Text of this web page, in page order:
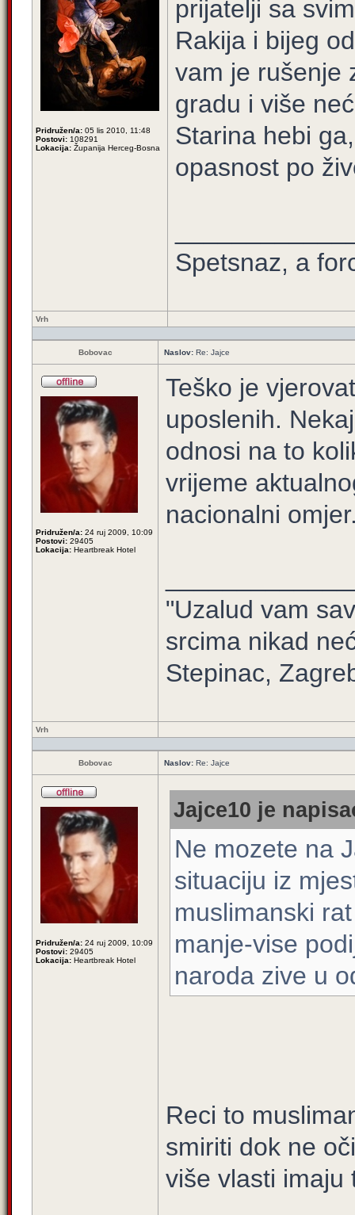
Pridružen/a: 05 lis 2010, 11:48
Postovi: 108291
Lokacija: Županija Herceg-Bosna
prijatelji sa
Rakija i bijeg
vam je rušenje
gradu i više
Starina hebi
opasnost po
Spetsnaz, a
Vrh
Bobovac Naslov: Re: Jajce
Pridružen/a: 24 ruj 2009, 10:09
Postovi: 29405
Lokacija: Heartbreak Hotel
Teško je
uposlenih.
odnosi na to
vrijeme
nacionalni
"Uzalud vam
srcima nikad
Stepinac,
Vrh
Bobovac Naslov: Re: Jajce
Pridružen/a: 24 ruj 2009, 10:09
Postovi: 29405
Lokacija: Heartbreak Hotel
Jajce10 je
Ne mozete na
situaciju iz
muslimanski
manje-vise
naroda zive u
Reci to
smiriti dok ne
više vlasti imaju